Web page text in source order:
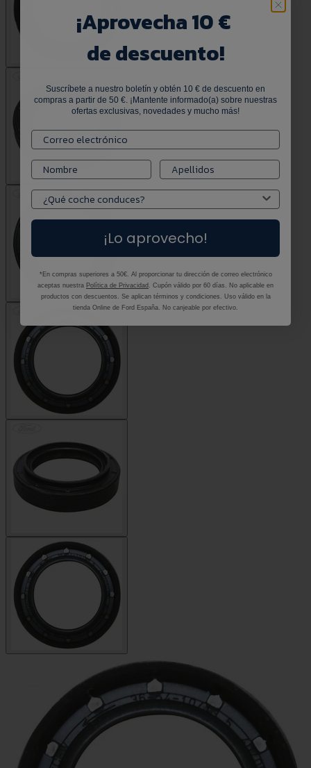
¡Aprovecha 10 €
de descuento!
Suscríbete a nuestro boletín y obtén 10 € de descuento en
compras a partir de 50 €. ¡Mantente informado(a) sobre nuestras
ofertas exclusivas, novedades y mucho más!
¡Lo aprovecho!
*En compras superiores a 50€. Al proporcionar tu dirección de correo electrónico
aceptas nuestra Política de Privacidad . Cupón válido por 60 días. No aplicable en
productos con descuentos. Se aplican términos y condiciones. Uso válido en la
tienda Online de Ford España. No canjeable por efectivo.